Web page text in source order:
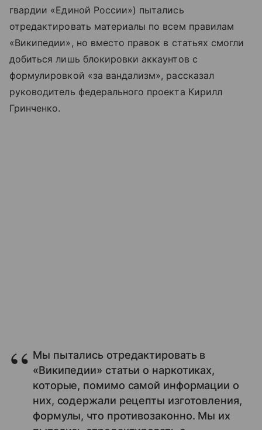
гвардии «Единой России») пытались
отредактировать материалы по всем правилам
«Википедии», но вместо правок в статьях смогли
добиться лишь блокировки аккаунтов с
формулировкой «за вандализм», рассказал
руководитель федерального проекта Кирилл
Гринченко.
Мы пытались отредактировать в
«Википедии» статьи о наркотиках,
которые, помимо самой информации о
них, содержали рецепты изготовления,
формулы, что противозаконно. Мы их